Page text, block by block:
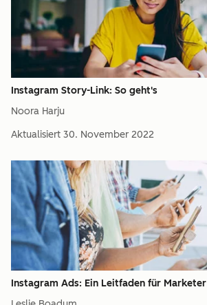
Instagram Story-Link: So geht's
Noora Harju
Aktualisiert 30. November 2022
Instagram Ads: Ein Leitfaden für Marketer